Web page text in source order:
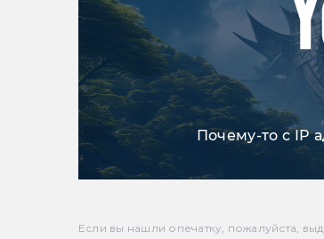
Почему-то с IP
Если вы нашли опечатку, пожалуйста,